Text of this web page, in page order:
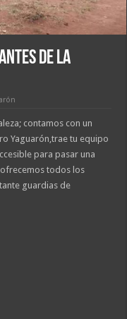
DE LA
contamos con un
Yaguarón,trae tu equipo
para pasar una
todos los
guardias de